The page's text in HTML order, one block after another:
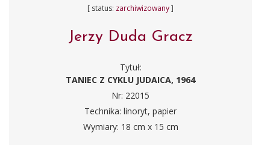
[ status: zarchiwizowany]
Jerzy Duda Gracz
Tytuł:
TANIEC Z CYKLU JUDAICA, 1964
Nr: 22015
Technika: linoryt, papier
Wymiary: 18 cm x 15 cm